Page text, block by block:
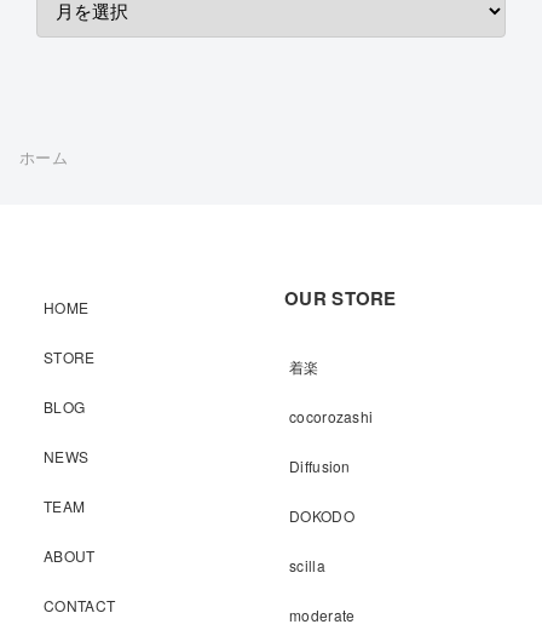
ホーム
HOME
STORE
BLOG
NEWS
TEAM
ABOUT
CONTACT
OUR STORE
着楽
cocorozashi
Diffusion
DOKODO
scilla
moderate